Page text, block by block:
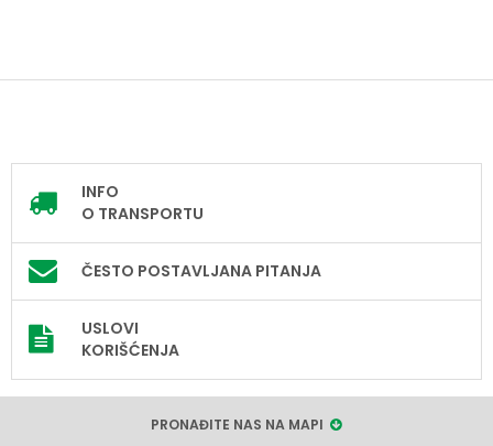
INFO
O TRANSPORTU
ČESTO POSTAVLJANA PITANJA
USLOVI
KORIŠĆENJA
PRONAĐITE NAS NA MAPI